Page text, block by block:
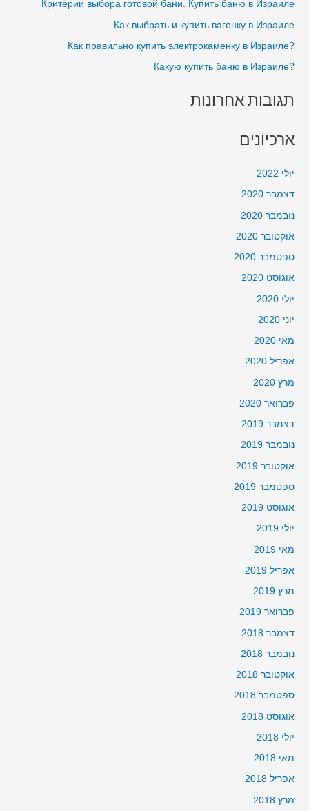
:
Критерии выбора готовой бани. Купить баню в Израиле
Как выбрать и купить вагонку в Израиле
?Как правильно купить электрокаменку в Израиле
?Какую купить баню в Израиле
תגובות אחרונות
ארכיונים
יולי 2022
דצמבר 2020
נובמבר 2020
אוקטובר 2020
ספטמבר 2020
אוגוסט 2020
יולי 2020
יוני 2020
מאי 2020
אפריל 2020
מרץ 2020
פברואר 2020
דצמבר 2019
נובמבר 2019
אוקטובר 2019
ספטמבר 2019
אוגוסט 2019
יולי 2019
מאי 2019
אפריל 2019
מרץ 2019
פברואר 2019
דצמבר 2018
נובמבר 2018
אוקטובר 2018
ספטמבר 2018
אוגוסט 2018
יולי 2018
מאי 2018
אפריל 2018
מרץ 2018